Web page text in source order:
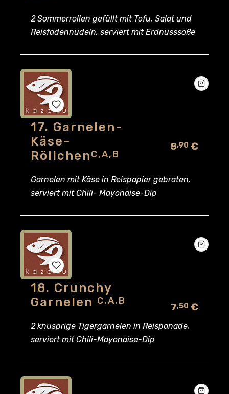
2 Sommerrollen gefüllt mit Tofu, Salat und
Reisfadennudeln, serviert mit Erdnusssoße
to
17. Garnelen-
Käse-
RöllchenC,A,B
Garnelen mit Käse in Reispapier gebraten,
serviert mit Chili- Mayonaise-Dip
8,90 €
wishlist
18. Crunchy
Garnelen C,A,B
2 knusprige Tigergarnelen in Reispanade,
serviert mit Chili-Mayonaise-Dip
7,50 €